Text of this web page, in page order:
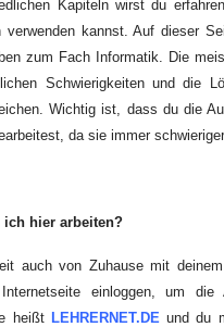
Kapiteln wirst du
verwenden kannst. Auf dieser
zum Fach Informatik. Die
Schwierigkeiten und die
Wichtig ist, dass du die
da sie immer
ich hier arbeiten?
auch von Zuhause mit
einloggen, um die
heißt LEHRERNET.DEund du